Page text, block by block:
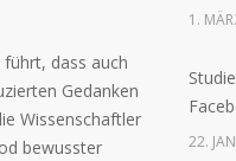
dass auch
Gedanken
Wissenschaftler
bewusster
1.
22.